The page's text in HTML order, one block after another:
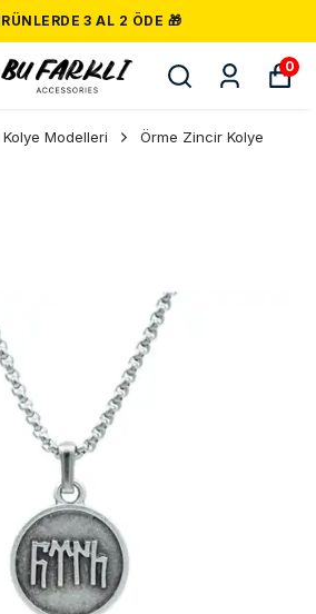
3 AL 2 ÖDE 🎁
0
Kolye Modelleri Örme Zincir Kolye